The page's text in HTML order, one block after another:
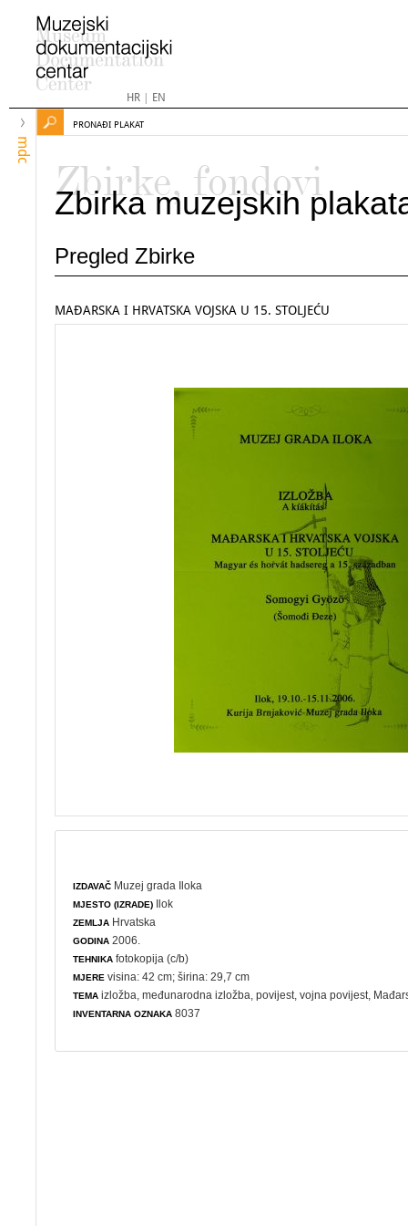
HR| EN
mdc
PRONAĐI PLAKAT
Zbirke, fondovi
Zbirka muzejskih
Pregled Zbirke
MAĐARSKA I HRVATSKA VOJSKA U 15. STOLJEĆU
IZDAVAČ Muzej grada Iloka
MJESTO (IZRADE) Ilok
ZEMLJA Hrvatska
GODINA 2006.
TEHNIKA fotokopija (c/b)
MJERE visina: 42 cm; širina: 29,7 cm
TEMA izložba ,međunarodna izložba ,povijest ,vojna povijest ,
INVENTARNA OZNAKA 8037